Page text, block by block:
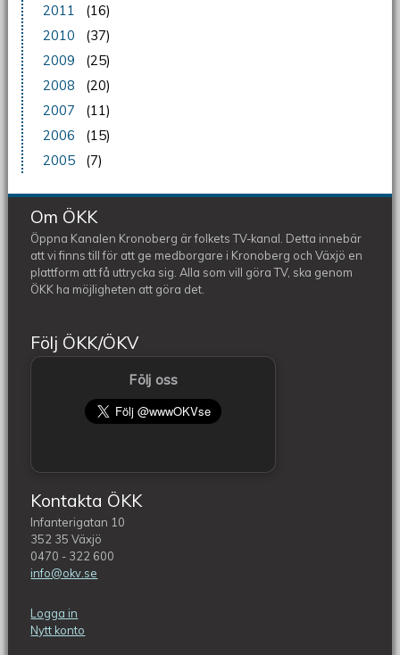
2011
(16)
2010
(37)
2009
(25)
2008
(20)
2007
(11)
2006
(15)
2005
(7)
Om ÖKK
Öppna Kanalen Kronoberg är folkets TV-kanal. Detta innebär
att vi finns till för att ge medborgare i Kronoberg och Växjö en
plattform att få uttrycka sig. Alla som vill göra TV, ska genom
ÖKK ha möjligheten att göra det.
Följ ÖKK/ÖKV
Följ oss
Kontakta ÖKK
Infanterigatan 10
352 35 Växjö
0470 - 322 600
info@okv.se
Logga in
Nytt konto